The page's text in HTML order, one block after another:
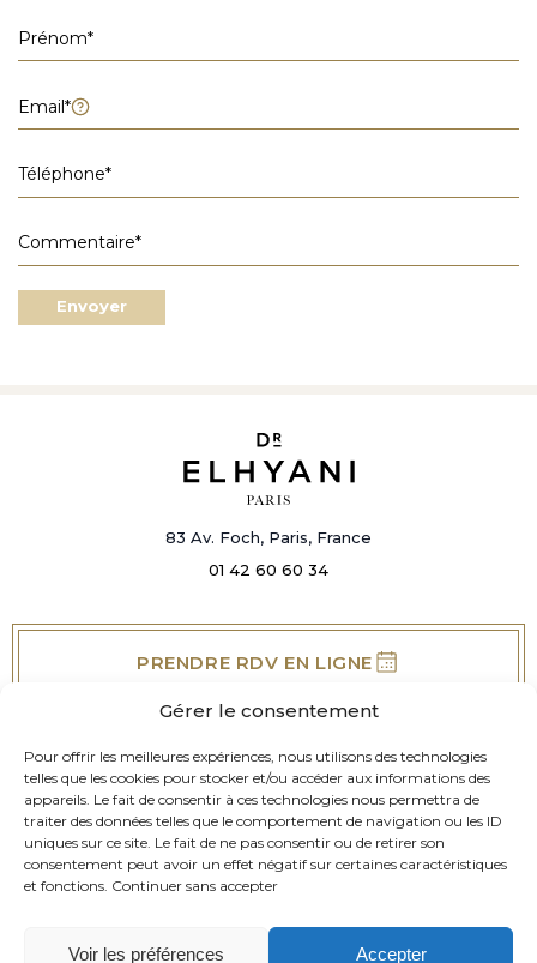
Gérer le consentement
Pour offrir les meilleures expériences, nous utilisons des technologies
telles que les cookies pour stocker et/ou accéder aux informations des
appareils. Le fait de consentir à ces technologies nous permettra de
traiter des données telles que le comportement de navigation ou les ID
uniques sur ce site. Le fait de ne pas consentir ou de retirer son
consentement peut avoir un effet négatif sur certaines caractéristiques
et fonctions. Continuer sans accepter
Accepter
Voir les préférences
Envoyer
83 Av. Foch, Paris, France
01 42 60 60 34
PRENDRE RDV EN LIGNE
DR ARI ELHYANI
VOTRE SOURIRE
BESOINS
SOLUTIONS
BLOG
CONTACT
Création Agence Antipodes Médical©